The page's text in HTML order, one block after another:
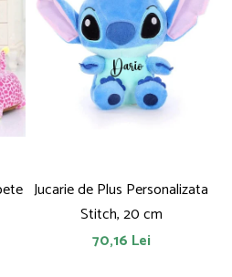
Jucarie de Plus Personalizata
Stitch, 20 cm
70,16 Lei